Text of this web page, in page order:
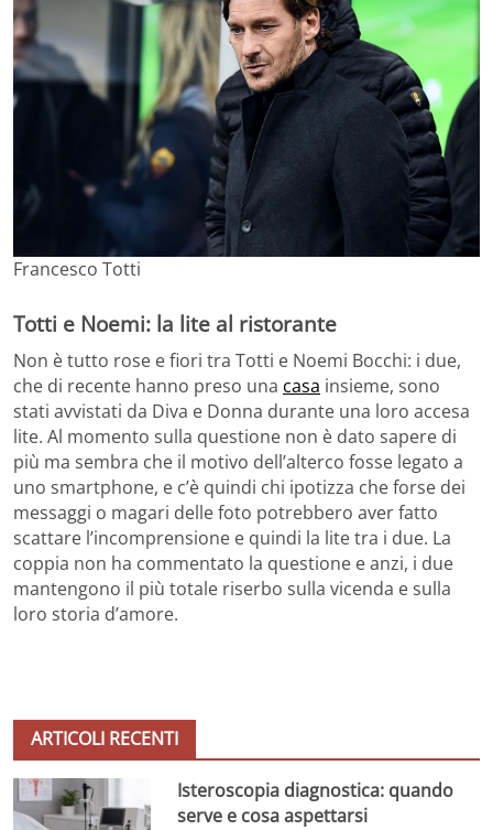
Francesco Totti
Totti e Noemi: la lite al ristorante
Non è tutto rose e fiori tra Totti e Noemi Bocchi: i due,
che di recente hanno preso una casa insieme, sono
stati avvistati da Diva e Donna durante una loro accesa
lite. Al momento sulla questione non è dato sapere di
più ma sembra che il motivo dell’alterco fosse legato a
uno smartphone, e c’è quindi chi ipotizza che forse dei
messaggi o magari delle foto potrebbero aver fatto
scattare l’incomprensione e quindi la lite tra i due. La
coppia non ha commentato la questione e anzi, i due
mantengono il più totale riserbo sulla vicenda e sulla
loro storia d’amore.
ARTICOLI RECENTI
Isteroscopia diagnostica: quando
serve e cosa aspettarsi